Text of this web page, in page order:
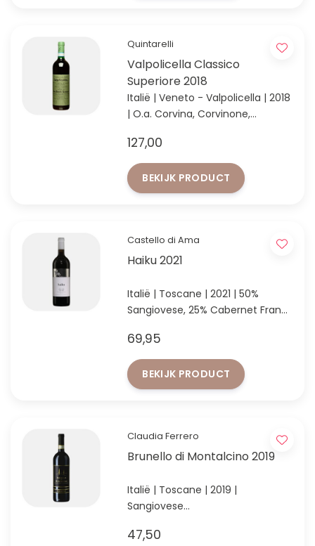
Quintarelli
Valpolicella Classico
Superiore 2018
Italië | Veneto - Valpolicella | 2018
| O.a. Corvina, Corvinone,
De top onder de Valpolicella’s!
127,00
BEKIJK PRODUCT
Castello di Ama
Haiku 2021
Italië | Toscane | 2021 | 50%
Sangiovese, 25% Cabernet Franc
Supertuscan van topdomein
Castello di Ama uit Toscane
69,95
BEKIJK PRODUCT
Claudia Ferrero
Brunello di Montalcino 2019
Italië | Toscane | 2019 |
Sangiovese
Montalcino
47,50